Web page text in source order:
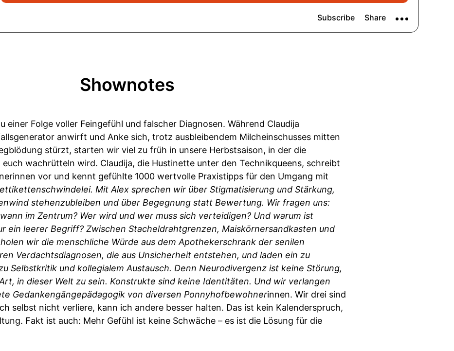
Shownotes
einer Folge voller Feingefühl und falscher Diagnosen. Während Claudija
anwirft und Anke sich, trotz ausbleibendem Milcheinschusses mitten
stürzt, starten wir viel zu früh in unsere Herbstsaison, in der die
wachrütteln wird. Claudija, die Hustinette unter den Technikqueens, schreibt
vor und kennt gefühlte 1000 wertvolle Praxistipps für den Umgang mit
Mit Alex sprechen wir über Stigmatisierung und Stärkung,
stehenzubleiben und über Begegnung statt Bewertung. Wir fragen uns:
im Zentrum? Wer wird und wer muss sich verteidigen? Und warum ist
ein leerer Begriff? Zwischen Stacheldrahtgrenzen, Maiskörnersandkasten und
wir die menschliche Würde aus dem Apothekerschrank der senilen
Verdachtsdiagnosen, die aus Unsicherheit entstehen, und laden ein zu
Selbstkritik und kollegialem Austausch. Denn Neurodivergenz ist keine Störung,
in dieser Welt zu sein. Konstrukte sind keine Identitäten. Und wir verlangen
Gedankengängepädagogik von diversen Ponnyhofbewohnerinnen. Wir drei sind
selbst nicht verliere, kann ich andere besser halten. Das ist kein Kalenderspruch,
Fakt ist auch: Mehr Gefühl ist keine Schwäche – es ist die Lösung für die